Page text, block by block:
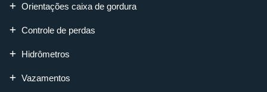
Orientações caixa de gordura
Controle de perdas
Hidrômetros
Vazamentos